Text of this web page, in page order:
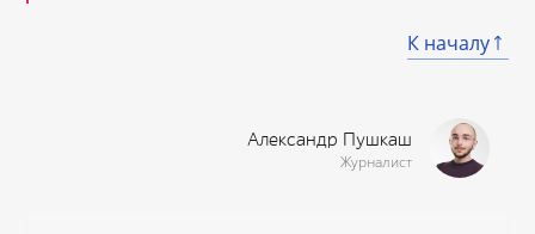
К началу
Александр Пушкаш
Журналист